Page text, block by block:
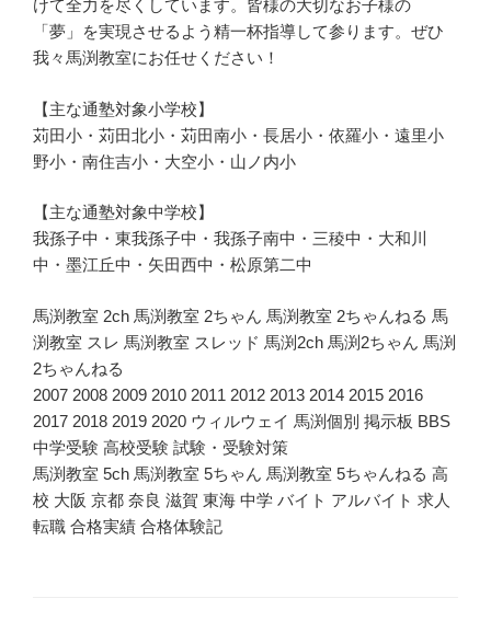
けて全力を尽くしています。皆様の大切なお子様の
「夢」を実現させるよう精一杯指導して参ります。ぜひ
我々馬渕教室にお任せください！
【主な通塾対象小学校】
苅田小・苅田北小・苅田南小・長居小・依羅小・遠里小
野小・南住吉小・大空小・山ノ内小
【主な通塾対象中学校】
我孫子中・東我孫子中・我孫子南中・三稜中・大和川
中・墨江丘中・矢田西中・松原第二中
馬渕教室 2ch 馬渕教室 2ちゃん 馬渕教室 2ちゃんねる 馬
渕教室 スレ 馬渕教室 スレッド 馬渕2ch 馬渕2ちゃん 馬渕
2ちゃんねる
2007 2008 2009 2010 2011 2012 2013 2014 2015 2016
2017 2018 2019 2020 ウィルウェイ 馬渕個別 掲示板 BBS
中学受験 高校受験 試験・受験対策
馬渕教室 5ch 馬渕教室 5ちゃん 馬渕教室 5ちゃんねる 高
校 大阪 京都 奈良 滋賀 東海 中学 バイト アルバイト 求人
転職 合格実績 合格体験記